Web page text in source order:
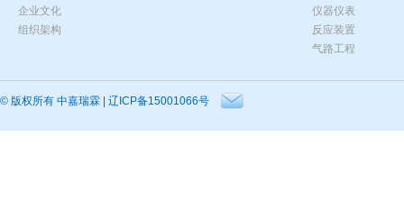
企业文化
组织架构
仪器仪表
反应装置
气路工程
© 版权所有 中嘉瑞霖 辽ICP备15001066号